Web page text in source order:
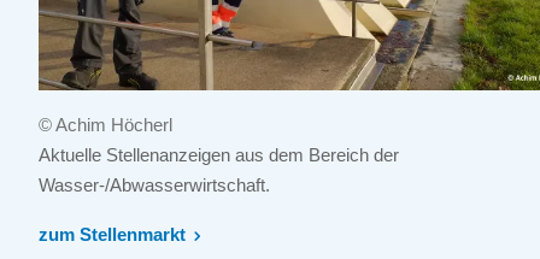
© Achim Höcherl
Aktuelle Stellenanzeigen aus dem Bereich der
Wasser-/Abwasserwirtschaft.
zum Stellenmarkt